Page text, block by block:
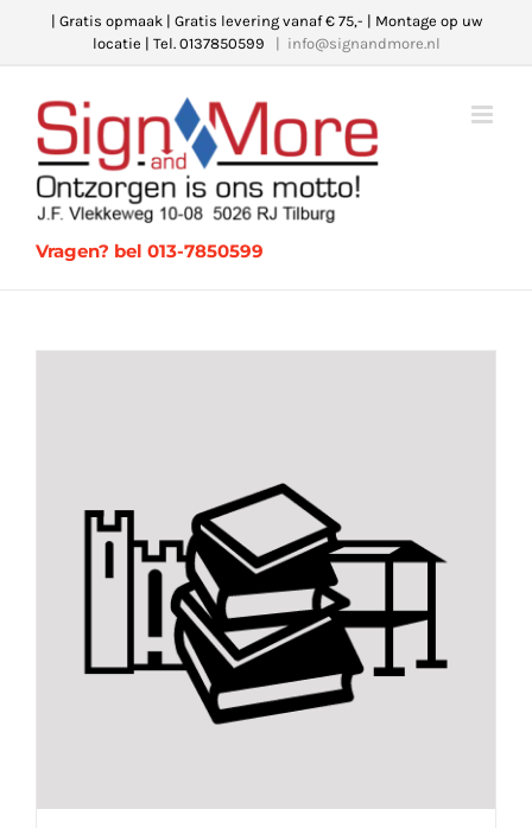
| Gratis opmaak | Gratis levering vanaf € 75,- | Montage op uw
locatie | Tel. 0137850599
info@signandmore.nl
Vragen? bel 013-7850599